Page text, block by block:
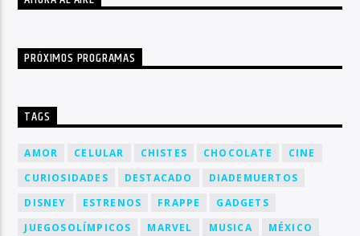
PRÓXIMOS PROGRAMAS
TAGS
AMOR CELULAR CHISTES CHOCOLATE
CINE
CURIOSIDADES
DESTACADO
DIADEMUERTOS
DISNEY
ESTRENOS FRAPPE
GADGETS
JUEGOSOLÍMPICOS
MARVEL MUSICA
MÉXICO